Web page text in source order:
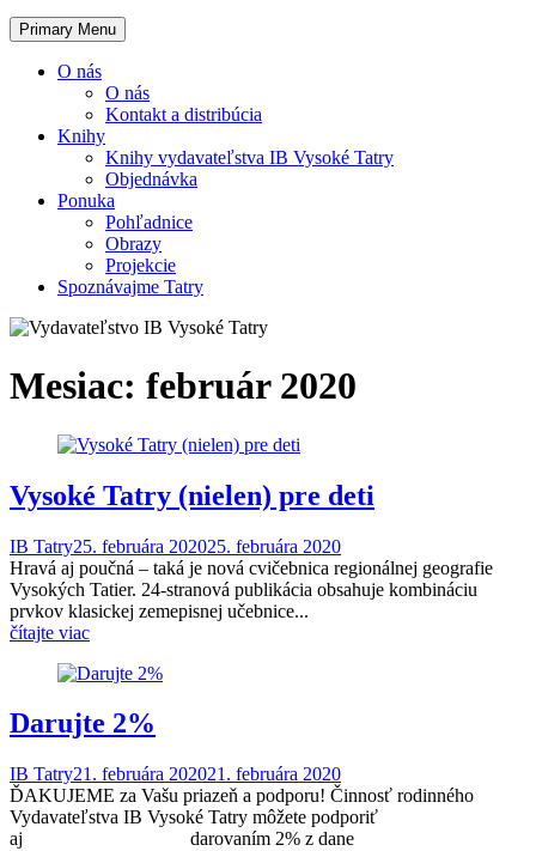
Primary Menu
O nás
O nás
Kontakt a distribúcia
Knihy
Knihy vydavateľstva IB Vysoké Tatry
Objednávka
Ponuka
Pohľadnice
Obrazy
Projekcie
Spoznávajme Tatry
Mesiac: február 2020
Vysoké Tatry (nielen) pre deti
IB Tatry25. februára 202025. februára 2020
Hravá aj poučná – taká je nová cvičebnica regionálnej geografie
Vysokých Tatier. 24-stranová publikácia obsahuje kombináciu
prvkov klasickej zemepisnej učebnice...
čítajte viac
Darujte 2%
IB Tatry21. februára 202021. februára 2020
ĎAKUJEME za Vašu priazeň a podporu! Činnosť rodinného
Vydavateľstva IB Vysoké Tatry môžete podporiť
aj darovaním 2% z dane